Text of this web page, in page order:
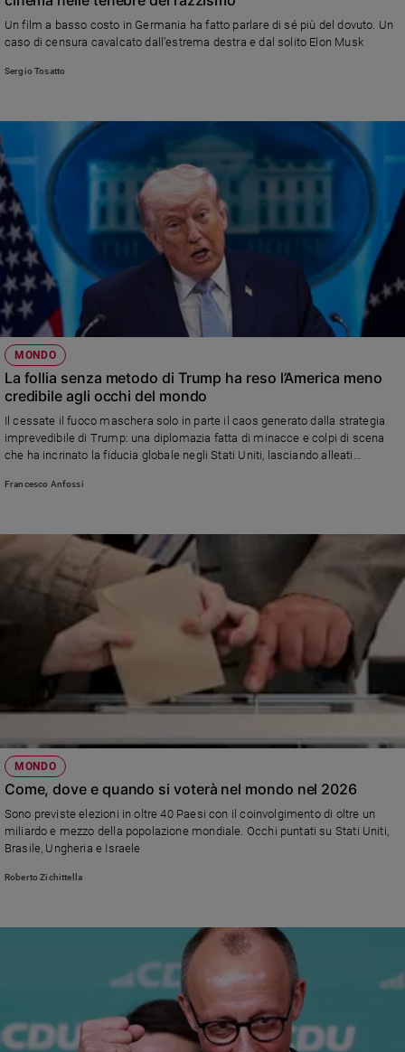
e
Creato
Volontariato
Aziende
valore
della
settimana
Migranti
Diversità
e
inclusione
Costume
Cultura
e
spettacoli
Sanremo
2026
Tv
Famiglia
educazione
Genitori
e
Nonni
e
giovani
Vai
Riflessioni
Un film a basso costo in Germania ha fatto parlare di sé più del dovuto. Un
caso di censura cavalcato dall’estrema destra e dal solito Elon Musk
Sergio Tosatto
MONDO
La follia senza metodo di Trump ha reso l’America meno
credibile agli occhi del mondo
Il cessate il fuoco maschera solo in parte il caos generato dalla strategia
imprevedibile di Trump: una diplomazia fatta di minacce e colpi di scena
che ha incrinato la fiducia globale negli Stati Uniti, lasciando alleati
Francesco Anfossi
MONDO
Come, dove e quando si voterà nel mondo nel 2026
Sono previste elezioni in oltre 40 Paesi con il coinvolgimento di oltre un
miliardo e mezzo della popolazione mondiale. Occhi puntati su Stati Uniti,
Brasile, Ungheria e Israele
Roberto Zichittella